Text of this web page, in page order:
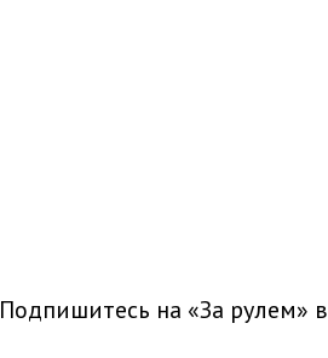
Подпишитесь на «За рулем» в